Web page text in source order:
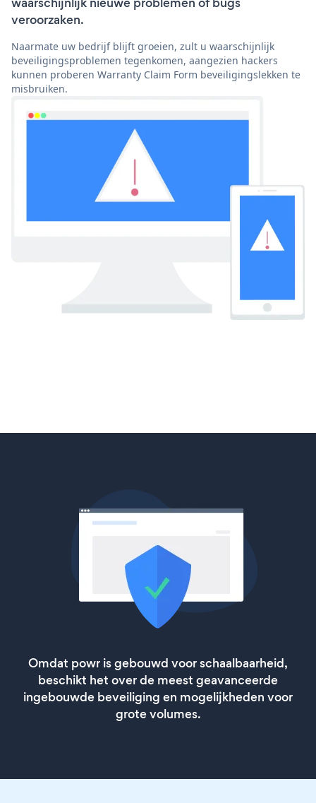
veroorzaken.
Naarmate uw bedrijf blijft groeien, zult u waarschijnlijk
beveiligingsproblemen tegenkomen, aangezien hackers
kunnen proberen Warranty Claim Form beveiligingslekken te
misbruiken.
Omdat powr is gebouwd voor schaalbaarheid,
beschikt het over de meest geavanceerde
ingebouwde beveiliging en mogelijkheden voor
grote volumes.